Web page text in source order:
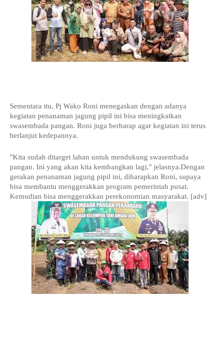
Sementara itu, Pj Wako Roni menegaskan dengan adanya
kegiatan penanaman jagung pipil ini bisa meningkatkan
swasembada pangan. Roni juga berharap agar kegiatan ini terus
berlanjut kedepannya.
"Kita sudah ditarget lahan untuk mendukung swasembada
pangan. Ini yang akan kita kembangkan lagi," jelasnya.Dengan
gerakan penanaman jagung pipil ini, diharapkan Roni, supaya
bisa membantu menggerakkan program pemerintah pusat.
Kemudian bisa menggerakkan perekonomian masyarakat. [adv]